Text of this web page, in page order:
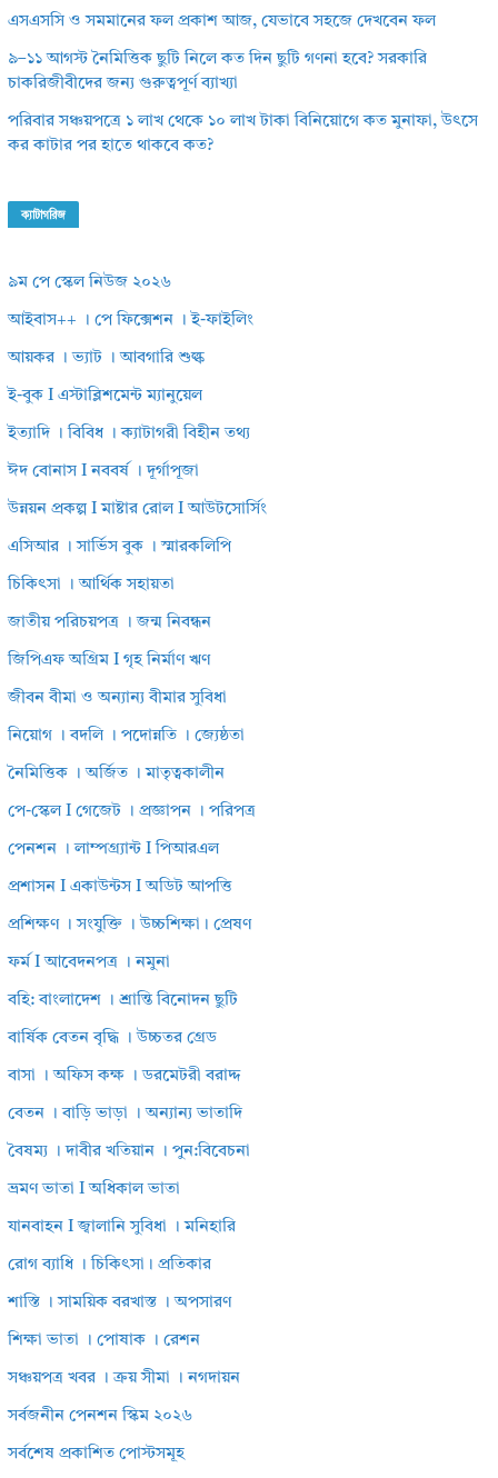
এসএসসি ও সমমানের ফল প্রকাশ আজ, যেভাবে সহজে দেখবেন ফল
৯–১১ আগস্ট নৈমিত্তিক ছুটি নিলে কত দিন ছুটি গণনা হবে? সরকারি
চাকরিজীবীদের জন্য গুরুত্বপূর্ণ ব্যাখ্যা
পরিবার সঞ্চয়পত্রে ১ লাখ থেকে ১০ লাখ টাকা বিনিয়োগে কত মুনাফা, উৎসে
কর কাটার পর হাতে থাকবে কত?
ক্যাটাগরিজ
৯ম পে স্কেল নিউজ ২০২৬
আইবাস++ । পে ফিক্সেশন । ই-ফাইলিং
আয়কর । ভ্যাট । আবগারি শুল্ক
ই-বুক I এস্টাব্লিশমেন্ট ম্যানুয়েল
ইত্যাদি । বিবিধ । ক্যাটাগরী বিহীন তথ্য
ঈদ বোনাস I নববর্ষ । দূর্গাপূজা
উন্নয়ন প্রকল্প I মাষ্টার রোল I আউটসোর্সিং
এসিআর । সার্ভিস বুক । স্মারকলিপি
চিকিৎসা । আর্থিক সহায়তা
জাতীয় পরিচয়পত্র । জন্ম নিবন্ধন
জিপিএফ অগ্রিম I গৃহ নির্মাণ ঋণ
জীবন বীমা ও অন্যান্য বীমার সুবিধা
নিয়োগ । বদলি । পদোন্নতি । জ্যেষ্ঠতা
নৈমিত্তিক । অর্জিত । মাতৃত্বকালীন
পে-স্কেল I গেজেট । প্রজ্ঞাপন । পরিপত্র
পেনশন । লাম্পগ্র্যান্ট I পিআরএল
প্রশাসন I একাউন্টস I অডিট আপত্তি
প্রশিক্ষণ । সংযুক্তি । উচ্চশিক্ষা। প্রেষণ
ফর্ম I আবেদনপত্র । নমুনা
বহি: বাংলাদেশ । শ্রান্তি বিনোদন ছুটি
বার্ষিক বেতন বৃদ্ধি । উচ্চতর গ্রেড
বাসা । অফিস কক্ষ । ডরমেটরী বরাদ্দ
বেতন । বাড়ি ভাড়া । অন্যান্য ভাতাদি
বৈষম্য । দাবীর খতিয়ান । পুন:বিবেচনা
ভ্রমণ ভাতা I অধিকাল ভাতা
যানবাহন I জ্বালানি সুবিধা । মনিহারি
রোগ ব্যাধি । চিকিৎসা। প্রতিকার
শাস্তি । সাময়িক বরখাস্ত । অপসারণ
শিক্ষা ভাতা । পোষাক । রেশন
সঞ্চয়পত্র খবর । ক্রয় সীমা । নগদায়ন
সর্বজনীন পেনশন স্কিম ২০২৬
সর্বশেষ প্রকাশিত পোস্টসমূহ